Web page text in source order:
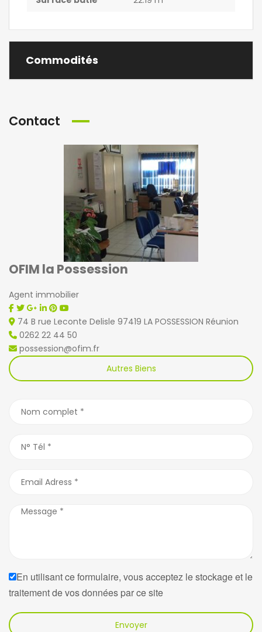
Commodités
Contact
OFIM la Possession
Agent immobilier
74 B rue Leconte Delisle 97419 LA POSSESSION Réunion
0262 22 44 50
possession@ofim.fr
Autres Biens
En utilisant ce formulaire, vous acceptez le stockage et le
traitement de vos données par ce site
Envoyer